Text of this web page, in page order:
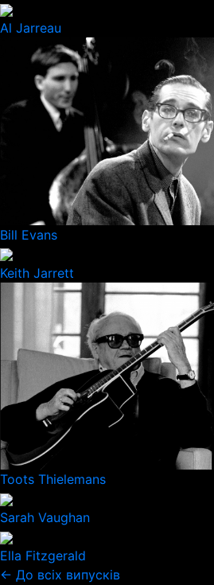
Al Jarreau
Bill Evans
Keith Jarrett
Toots Thielemans
Sarah Vaughan
Ella Fitzgerald
← До всіх випусків